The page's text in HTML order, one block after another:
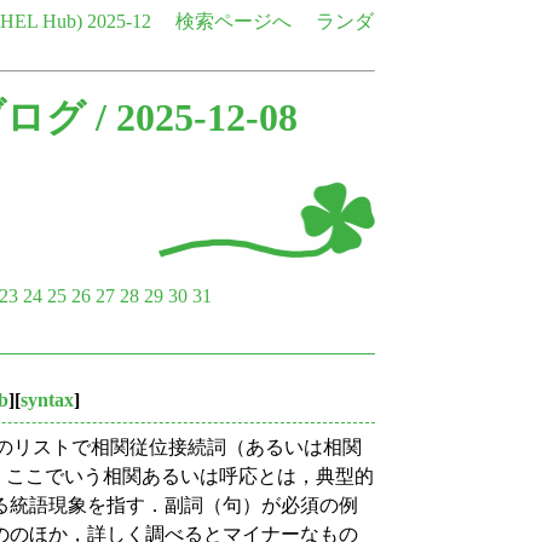
Hub) 2025-12 検索ページへ
ランダ
グ/ 2025-12-08
23 24 25 26 27 28 29 30 31
][syntax]
リストで相関従位接続詞（あるいは相関
ここでいう相関あるいは呼応とは，典型的
語現象を指す．副詞（句）が必須の例
ほか，詳しく調べるとマイナーなもの